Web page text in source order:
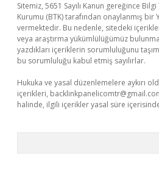
Sitemiz, 5651 Sayılı Kanun gereğince
Kurumu (BTK) tarafından onaylanmış bir
vermektedir. Bu nedenle, sitedeki
veya araştırma yükümlülüğümüz
yazdıkları içeriklerin sorumluluğunu
bu sorumluluğu kabul etmiş sayılırlar.
Hukuka ve yasal düzenlemelere aykırı
içerikleri,
halinde, ilgili içerikler yasal süre